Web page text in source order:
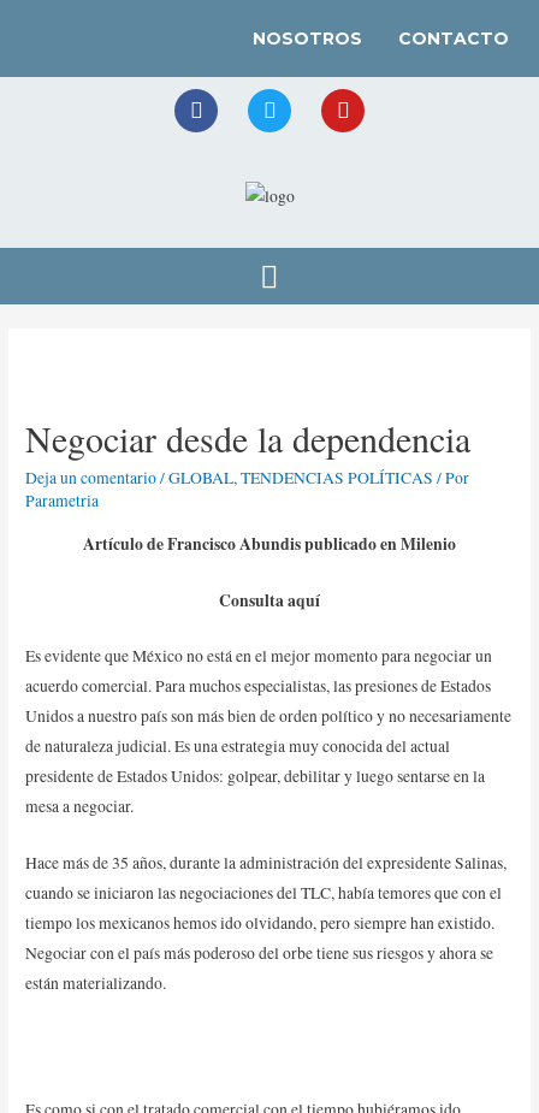
NOSOTROS CONTACTO
Negociar desde la dependencia
Deja un comentario/GLOBAL,TENDENCIAS POLÍTICAS / Por
Parametria
Artículo de Francisco Abundis publicado en Milenio
Consultaaquí
Es evidente que México no está en el mejor momento para negociar un
acuerdo comercial. Para muchos especialistas, las presiones de Estados
Unidos a nuestro país son más bien de orden político y no necesariamente
de naturaleza judicial. Es una estrategia muy conocida del actual
presidente de Estados Unidos: golpear, debilitar y luego sentarse en la
mesa a negociar.
Hace más de 35 años, durante la administración del expresidente Salinas,
cuando se iniciaron las negociaciones del TLC, había temores que con el
tiempo los mexicanos hemos ido olvidando, pero siempre han existido.
Negociar con el país más poderoso del orbe tiene sus riesgos y ahora se
están materializando.